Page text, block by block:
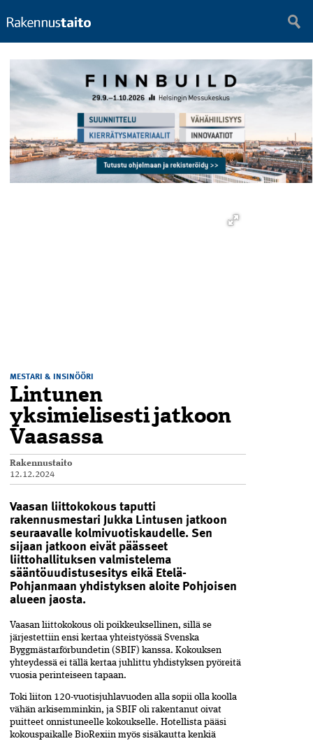
MESTARI & INSINÖÖRI
Lintunen
yksimielisesti jatkoon
Vaasassa
Rakennustaito
12.12.2024
Vaasan liittokokous taputti
rakennusmestari Jukka Lintusen jatkoon
seuraavalle kolmivuotiskaudelle. Sen
sijaan jatkoon eivät päässeet
liittohallituksen valmistelema
sääntöuudistusesitys eikä Etelä-
Pohjanmaan yhdistyksen aloite Pohjoisen
alueen jaosta.
Vaasan liittokokous oli poikkeuksellinen, sillä se
järjestettiin ensi kertaa yhteistyössä Svenska
Byggmästarförbundetin (SBIF) kanssa. Kokouksen
yhteydessä ei tällä kertaa juhlittu yhdistyksen pyöreitä
vuosia perinteiseen tapaan.
Toki liiton 120-vuotisjuhla­vuoden alla sopii olla koolla
vähän arkisemminkin, ja SBIF oli rakentanut oivat
puitteet onnistuneelle kokoukselle. Hotellista pääsi
kokouspaikalle BioRexiin myös sisäkautta kenkiä